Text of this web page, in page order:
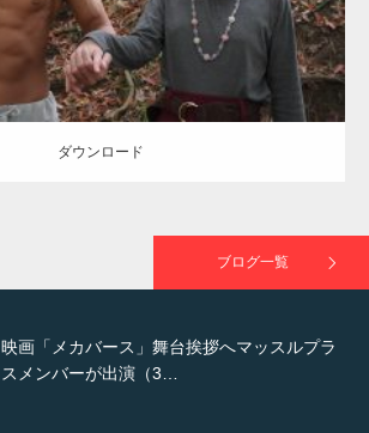
ダウンロード
ブログ一覧
NHK「所さん！事件ですよ」に取材されまし
た（6/8放送）
映画「メカバース」舞台挨拶へマッスルプラ
スメンバーが出演（3…